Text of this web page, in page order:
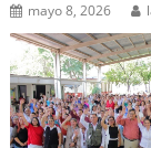
mayo 8, 2026